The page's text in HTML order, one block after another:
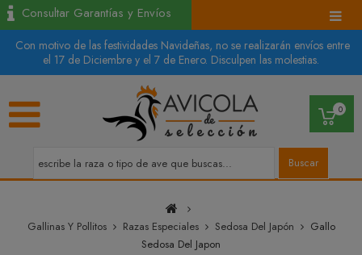
Con motivo de las festividades Navideñas, no se realizarán envíos entre
el 17 de Diciembre y el 7 de Enero. Disculpen las molestias.
0
Consultar Garantías y Envíos
Buscar
Gallinas Y Pollitos Razas Especiales Sedosa Del Japón
Gallo
Sedosa Del Japon